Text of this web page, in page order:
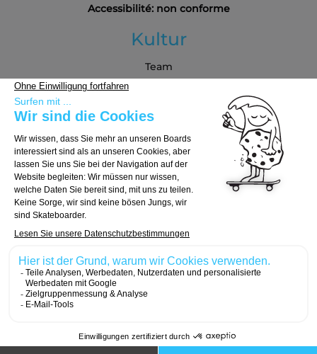
Accessibilité: non conforme
Kultur
Team
Partners
Kaufberatung
Board auswählen
© 2026, Carver Skateboards